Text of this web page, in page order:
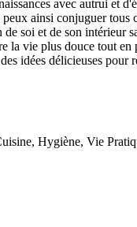
avec autrui et
ainsi conjuguer
soi et de son
la vie plus douce tout
idées délicieuses
Hygiène, Vie